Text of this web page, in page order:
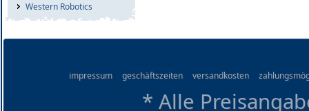
Western Robotics
impressum geschäftszeiten versandkosten
* Alle